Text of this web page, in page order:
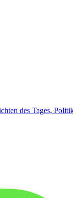
des Tages, Politik